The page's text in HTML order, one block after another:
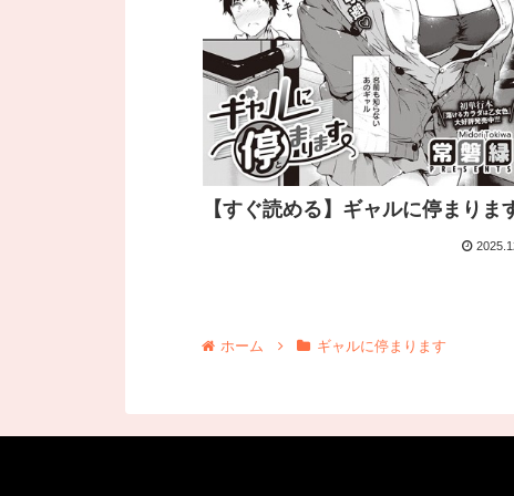
【すぐ読める】ギャルに停まりま
ホーム ギャルに停まります